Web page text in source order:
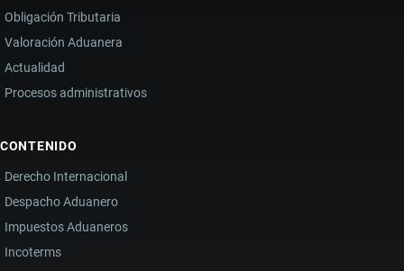
Obligación Tributaria
Valoración Aduanera
Actualidad
Procesos administrativos
CONTENIDO
Derecho Internacional
Despacho Aduanero
Impuestos Aduaneros
Incoterms